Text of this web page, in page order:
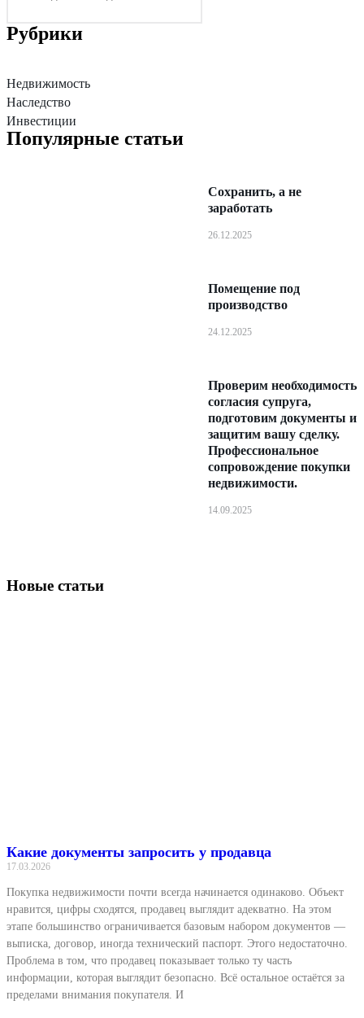
Рубрики
Недвижимость
Наследство
Инвестиции
Популярные статьи
Сохранить, а не
заработать
26.12.2025
Помещение под
производство
24.12.2025
Проверим необходимость
согласия супруга,
подготовим документы и
защитим вашу сделку.
Профессиональное
сопровождение покупки
недвижимости.
14.09.2025
Новые статьи
Какие документы запросить у продавца
17.03.2026
Покупка недвижимости почти всегда начинается одинаково. Объект
нравится, цифры сходятся, продавец выглядит адекватно. На этом
этапе большинство ограничивается базовым набором документов —
выписка, договор, иногда технический паспорт. Этого недостаточно.
Проблема в том, что продавец показывает только ту часть
информации, которая выглядит безопасно. Всё остальное остаётся за
пределами внимания покупателя. И